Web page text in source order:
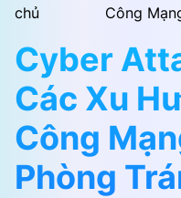
chủ
Công
Cyber
Các Xu
Công
Phòng